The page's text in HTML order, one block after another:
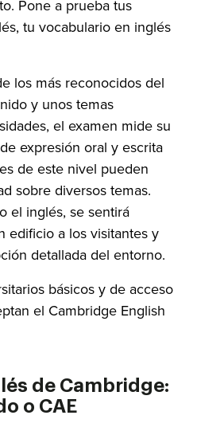
Pone a prueba tus
tu vocabulario en inglés
los más reconocidos del
y unos temas
el examen mide su
expresión oral y escrita
de este nivel pueden
sobre diversos temas.
el inglés, se sentirá
edificio a los visitantes y
detallada del entorno.
básicos y de acceso
el Cambridge English
de Cambridge:
o CAE